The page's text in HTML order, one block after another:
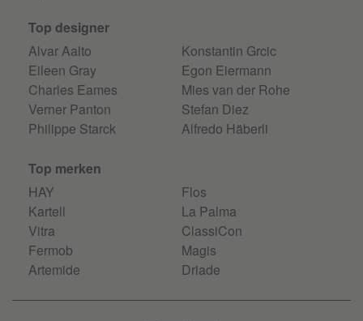
Top designer
Alvar Aalto
Eileen Gray
Charles Eames
Verner Panton
Philippe Starck
Konstantin Grcic
Egon Eiermann
Mies van der Rohe
Stefan Diez
Alfredo Häberli
Top merken
HAY
Kartell
Vitra
Fermob
Artemide
Flos
La Palma
ClassiCon
Magis
Driade